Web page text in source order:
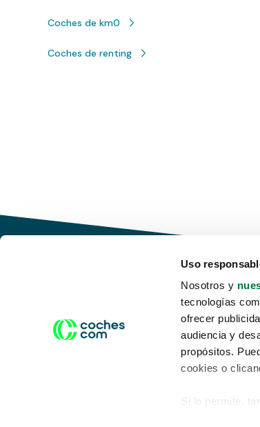
Uso
Nosotros y
tecnologías
ofrecer
audiencia y
propósitos.
cookies o
Si lo permite,
Coches de km0
Coches de renting
Conduce tu futuro,
desata tu movilidad